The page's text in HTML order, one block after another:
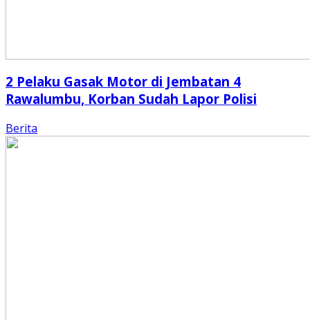
2 Pelaku Gasak Motor di Jembatan 4
Rawalumbu, Korban Sudah Lapor Polisi
Berita